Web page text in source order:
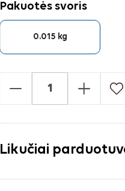
Pakuotės svoris
0.015 kg
- +
Likučiai